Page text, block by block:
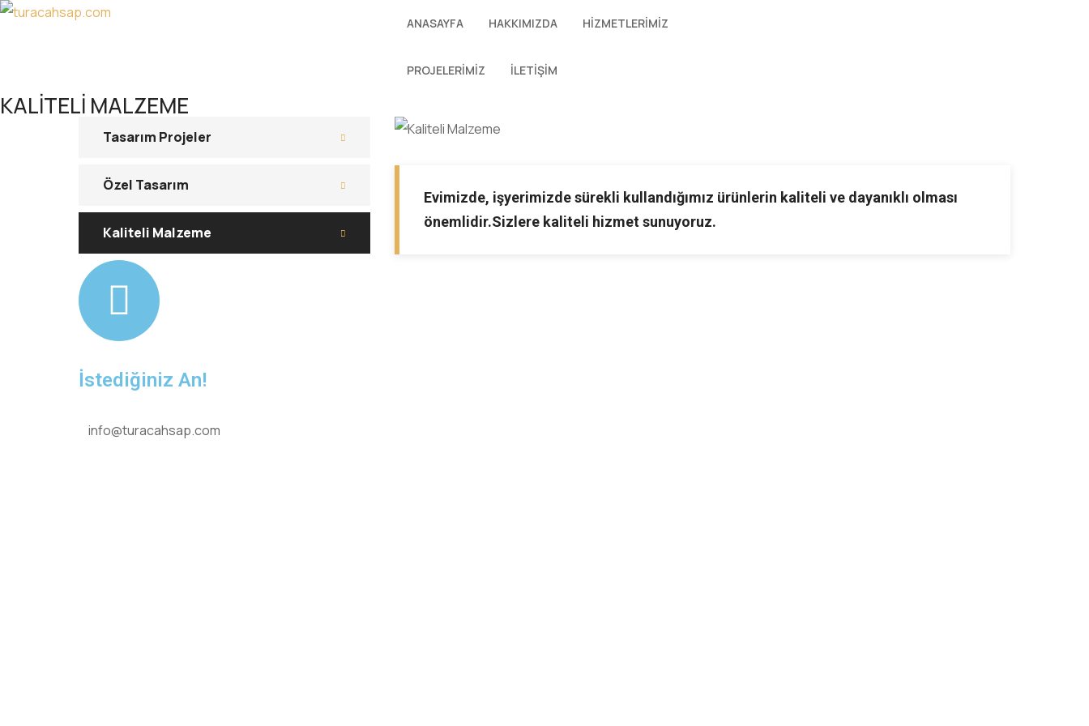
ANASAYFA HAKKIMIZDA HİZMETLERİMİZ
PROJELERİMİZ İLETİŞİM
KALITELI MALZEME
Evimizde, işyerimizde sürekli kullandığımız ürünlerin kaliteli ve dayanıklı olması
önemlidir.Sizlere kaliteli hizmet sunuyoruz.
Tasarım Projeler
Özel Tasarım
Kaliteli Malzeme
İstediğiniz An!
info@turacahsap.com